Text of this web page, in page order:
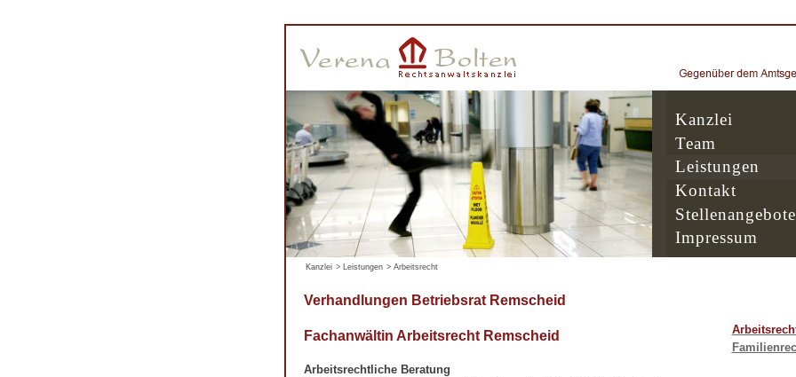
Kanzlei
Team
Leistungen
Kontakt
Stellenangebote
Impressum
Kanzlei > Leistungen > Arbeitsrecht
Verhandlungen Betriebsrat Remscheid
Fachanwältin Arbeitsrecht Remscheid
Arbeitsrechtliche Beratung